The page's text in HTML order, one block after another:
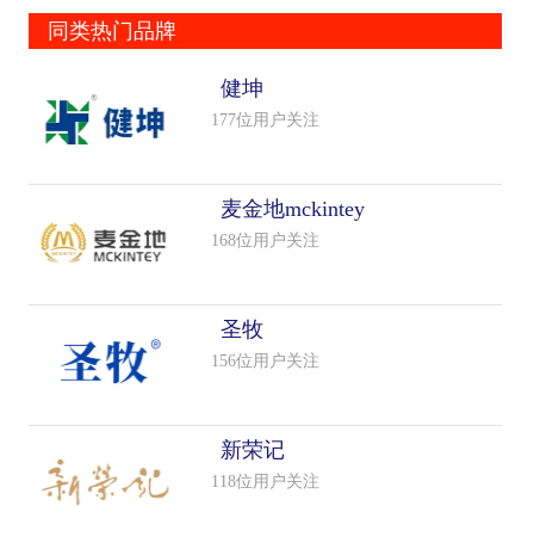
同类热门品牌
健坤
177位用户关注
麦金地mckintey
168位用户关注
圣牧
156位用户关注
新荣记
118位用户关注